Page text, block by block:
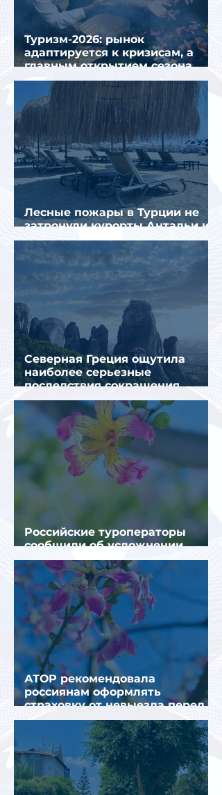
Туризм-2026: рынок
адаптируется к кризисам, а
главным открытием сезона
стал Вьетнам
Лесные пожары в Турции не
затронули курорты Антальи и
Муглы
Северная Греция ощутила
наиболее серьезные
последствия сокращения
турпотока из России
Российские туроператоры
сообщили об усложнении
получения виз в Грецию
АТОР рекомендовала
россиянам оформлять
страховку от невыезда перед
поездкой в Грецию